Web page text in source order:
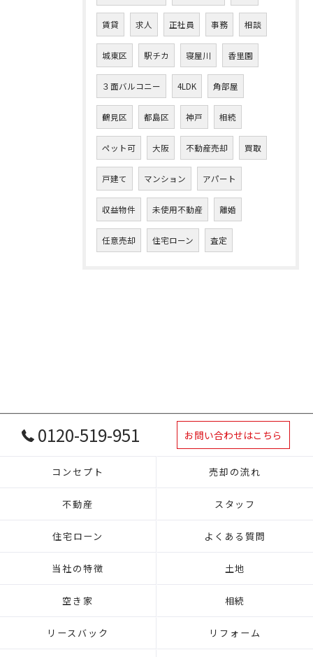
賃貸 求人 正社員 事務 相談
城東区 駅チカ 寝屋川 香里園
３面バルコニー 4LDK 角部屋
鶴見区 都島区 神戸 相続
ペット可 大阪 不動産売却 買取
戸建て マンション アパート
収益物件 未使用不動産 離婚
任意売却 住宅ローン 査定
0120-519-951 お問い合わせはこちら
コンセプト 売却の流れ
不動産 スタッフ
住宅ローン よくある質問
当社の特徴 土地
空き家 相続
リースバック リフォーム